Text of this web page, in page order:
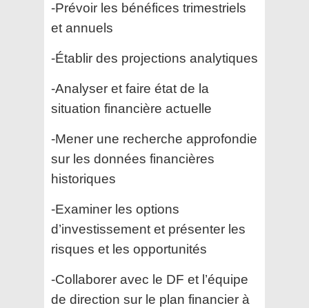
-Prévoir les bénéfices trimestriels
et annuels
-Établir des projections analytiques
-Analyser et faire état de la
situation financière actuelle
-Mener une recherche approfondie
sur les données financières
historiques
-Examiner les options
d’investissement et présenter les
risques et les opportunités
-Collaborer avec le DF et l’équipe
de direction sur le plan financier à